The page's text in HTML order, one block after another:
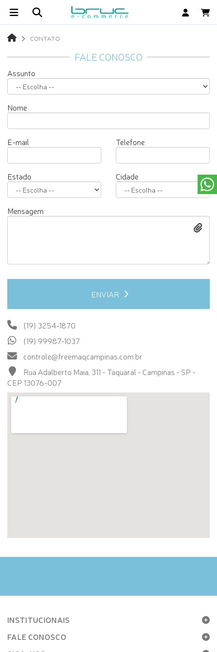
CONTATO
FALE CONOSCO
Assunto
Nome
E-mail Telefone
Estado Cidade
Mensagem
ENVIAR
(19) 3254-1870
(19) 99987-1037
controle@freemaqcampinas.com.br
Rua Adalberto Maia, 311 - Taquaral - Campinas - SP -
CEP 13076-007
INSTITUCIONAIS
FALE CONOSCO